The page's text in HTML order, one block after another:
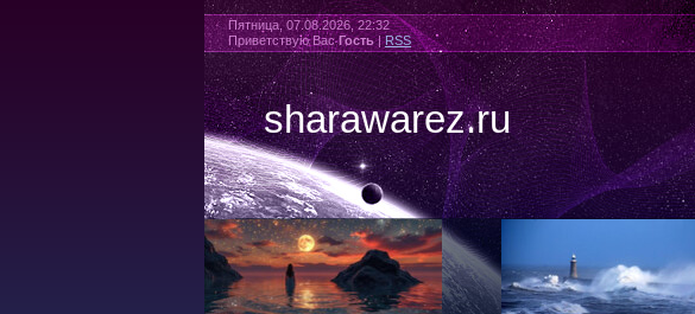
Пятница, 07.08.2026, 22:32
Приветствую Вас Гость|RSS
sharawarez.ru